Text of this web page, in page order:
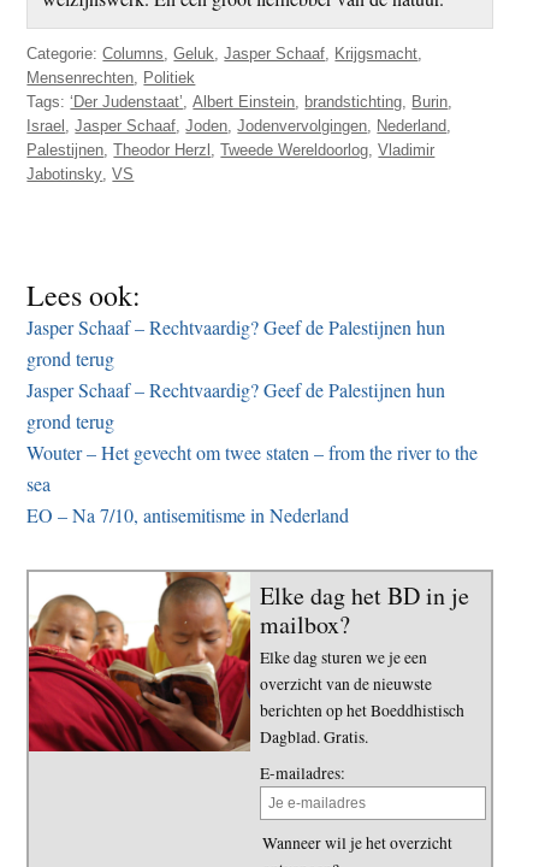
Categorie:Columns,Geluk,Jasper Schaaf, Krijgsmacht,
Mensenrechten, Politiek
Tags:‘Der Judenstaat’,Albert Einstein, brandstichting, Burin,
Israel ,Jasper Schaaf,Joden,Jodenvervolgingen, Nederland,
Palestijnen,Theodor Herzl ,Tweede Wereldoorlog,Vladimir
Jabotinsky,VS
Lees ook:
Jasper Schaaf – Rechtvaardig? Geef de Palestijnen hun
grond terug
Jasper Schaaf – Rechtvaardig? Geef de Palestijnen hun
grond terug
Wouter – Het gevecht om twee staten – from the river to the
sea
EO – Na 7/10, antisemitisme in Nederland
Elke dag het BD in je
mailbox?
Elke dag sturen we je een
overzicht van de nieuwste
berichten op het Boeddhistisch
Dagblad. Gratis.
E-mailadres:
Wanneer wil je het overzicht